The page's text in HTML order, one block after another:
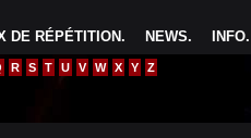
INFO.
NEWS.
DE RÉPÉTITION.
R S T U V W X Y Z